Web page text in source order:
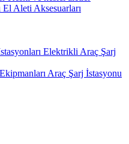
El Aleti Aksesuarları
Elektrikli Araç Şarj
Araç Şarj İstasyonu